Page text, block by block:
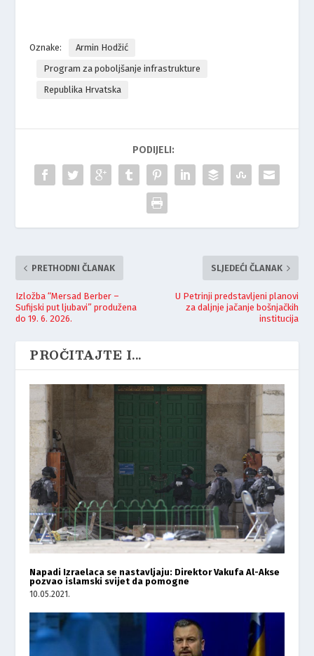
Oznake:
Armin Hodžić
Program za poboljšanje infrastrukture
Republika Hrvatska
PODIJELI:
PRETHODNI ČLANAK
Izložba “Mersad Berber –
Sufijski put ljubavi” produžena
do 19. 6. 2026.
SLJEDEĆI ČLANAK
U Petrinji predstavljeni planovi
za daljnje jačanje bošnjačkih
institucija
PROČITAJTE I...
Napadi Izraelaca se nastavljaju: Direktor Vakufa Al-Akse
pozvao islamski svijet da pomogne
10.05.2021.